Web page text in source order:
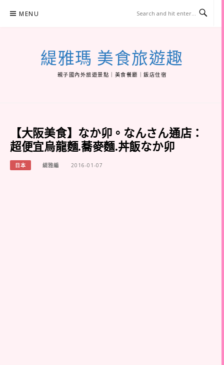
MENU
緹雅瑪 美食旅遊趣
親子國內外旅遊景點｜美食餐廳｜飯店住宿
【大阪美食】なか卯。なんさん通店：
超便宜烏龍麵.蕎麥麵.丼飯なか卯
日本 緹雅編 2016-01-07